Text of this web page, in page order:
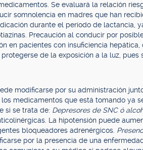
Se evaluará la relación
somnolencia en madres que han
durante el período de lactancia,
Precaución al conducir por
en pacientes con insuficiencia
de la exposición a la luz, pues
modificarse por su administración
medicamentos que está tomando ya
si se trata de: Depresores de SNC ó
La hipotensión puede
bloqueadores adrenérgicos.
por la presencia de una